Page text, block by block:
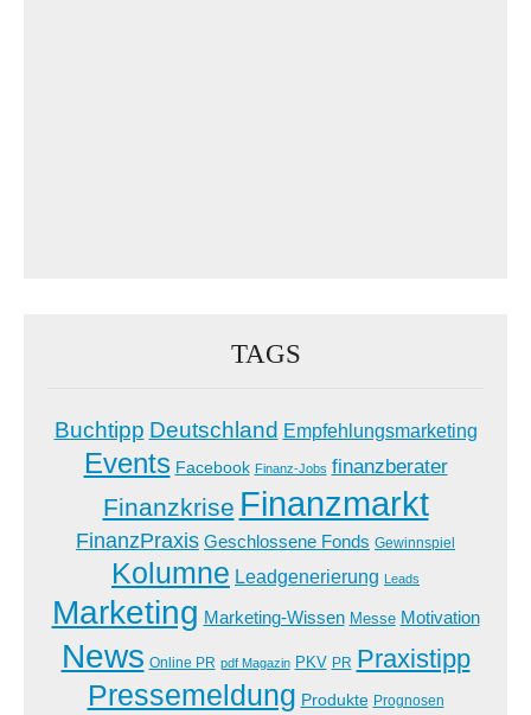
TAGS
Buchtipp Deutschland Empfehlungsmarketing
Events Facebook Finanz-Jobs finanzberater
Finanzkrise Finanzmarkt
FinanzPraxis Geschlossene Fonds Gewinnspiel
Kolumne Leadgenerierung Leads
Marketing Marketing-Wissen Messe Motivation
News Online PR pdf Magazin PKV PR Praxistipp
Pressemeldung Produkte Prognosen